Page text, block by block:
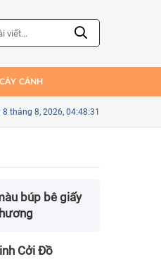
CÂY CẢNH
của Kim Seung-gyu trong trận gặp
8 tháng 8, 2026, 04:48:33
búp bê giấy
Cởi Đồ